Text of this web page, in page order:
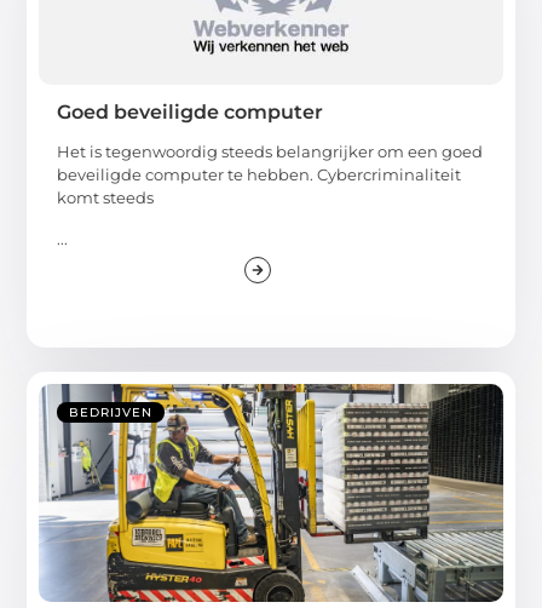
Goed beveiligde computer
Het is tegenwoordig steeds belangrijker om een goed
beveiligde computer te hebben. Cybercriminaliteit
komt steeds
...
BEDRIJVEN